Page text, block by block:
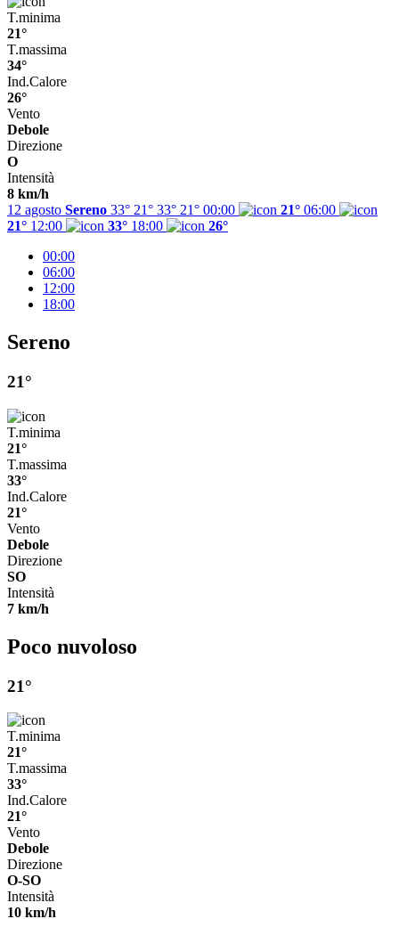
T.minima
21°
T.massima
34°
Ind.Calore
26°
Vento
Debole
Direzione
O
Intensità
8 km/h
12 agosto Sereno 33° 21° 33° 21° 00:00 21° 06:00
21° 12:00 33° 18:00
26°
00:00
06:00
12:00
18:00
Sereno
21°
T.minima
21°
T.massima
33°
Ind.Calore
21°
Vento
Debole
Direzione
SO
Intensità
7 km/h
Poco nuvoloso
21°
T.minima
21°
T.massima
33°
Ind.Calore
21°
Vento
Debole
Direzione
O-SO
Intensità
10 km/h